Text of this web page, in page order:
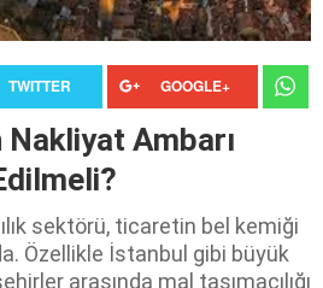
TWITTER GOOGLE+
Ambarı
sektörü, ticaretin bel kemiği
Özellikle İstanbul gibi büyük
arasında mal taşımacılığı